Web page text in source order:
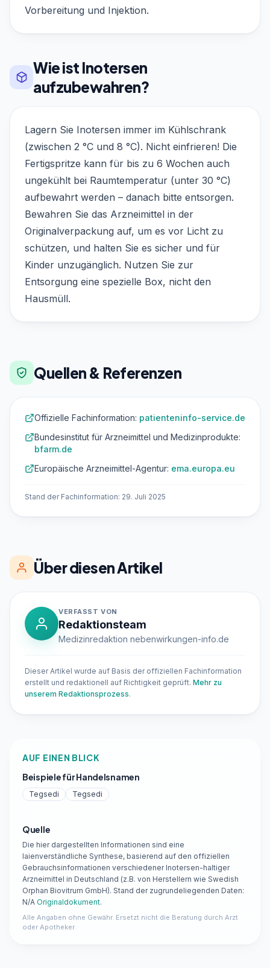
Vorbereitung und Injektion.
Wie ist Inotersen
aufzubewahren?
Lagern Sie Inotersen immer im Kühlschrank
(zwischen 2 °C und 8 °C). Nicht einfrieren! Die
Fertigspritze kann für bis zu 6 Wochen auch
ungekühlt bei Raumtemperatur (unter 30 °C)
aufbewahrt werden – danach bitte entsorgen.
Bewahren Sie das Arzneimittel in der
Originalverpackung auf, um es vor Licht zu
schützen, und halten Sie es sicher und für
Kinder unzugänglich. Nutzen Sie zur
Entsorgung eine spezielle Box, nicht den
Hausmüll.
Quellen & Referenzen
Offizielle Fachinformation: patienteninfo-service.de
Bundesinstitut für Arzneimittel und Medizinprodukte:
bfarm.de
Europäische Arzneimittel-Agentur: ema.europa.eu
Stand der Fachinformation: 29. Juli 2025
Über diesen Artikel
VERFASST VON
Redaktionsteam
Medizinredaktion nebenwirkungen-info.de
Dieser Artikel wurde auf Basis der offiziellen Fachinformation
erstellt und redaktionell auf Richtigkeit geprüft. Mehr zu
unserem Redaktionsprozess.
AUF EINEN BLICK
Beispiele für Handelsnamen
Tegsedi Tegsedi
Quelle
Die hier dargestellten Informationen sind eine
laienverständliche Synthese, basierend auf den offiziellen
Gebrauchsinformationen verschiedener Inotersen-haltiger
Arzneimittel in Deutschland (z.B. von Herstellern wie Swedish
Orphan Biovitrum GmbH). Stand der zugrundeliegenden Daten:
N/A Originaldokument.
Alle Angaben ohne Gewähr. Ersetzt nicht die Beratung durch Arzt
oder Apotheker.